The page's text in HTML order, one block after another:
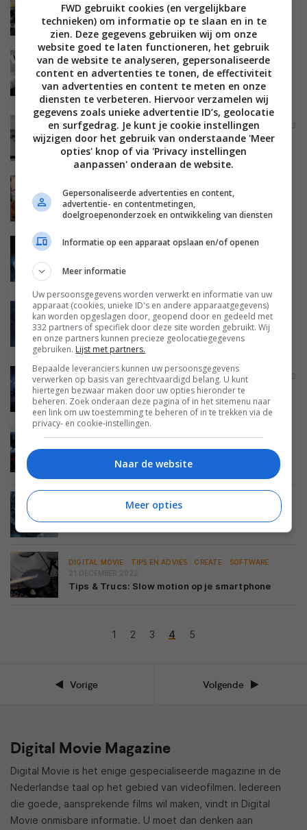
Nieuwe uitgave: Digital Movie 150 2023
ACHTERGROND DIGITAL MOVIE CREATE
ACCESSOIRES
FILMCAMERA'S
20 FEBRUARI 2023
Verlichting bij video – Van een sprankje licht tot
een briljant beeld
ACHTERGROND DIGITAL MOVIE CREATE 08 FEBRUARI 2023
Kijk eens een tweede keer: Wat je in films niet 1-
2-3 ziet
Nieuwe uitgave: Digital Movie 149 2023
ACHTERGROND DIGITAL MOVIE CREATE
ACCESSOIRES
Wat is CFexpress en wanneer heb je deze
ACHTERGROND DIGITAL MOVIE CREATE
SOFTWARE
02 JANUARI 2023
Achtergrond: Positieve Deepfaking bij
videoproductie
DIGITAL MOVIE CREATE FILMCAMERA'S 30 DECEMBER 2022
Heeft de camcorder nog toekomst?
ACHTERGROND DIGITAL MOVIE CREATE
FILMCAMERA'S
28 DECEMBER 2022
Een weidse blik: De supergroothoek bij
DIGITAL MOVIE
Toon’s Sittard: Een kleine stad, een lieve stad
DIGITAL MOVIE TIPS EN ADVIES CREATE
SOFTWARE
21 DECEMBER 2022
Tips & Trucs: Slow motion op je smartphone
1 2 3 4 5
Vorige Volgende
Digital Movie Magazine
Digital Movie is het enige gespecialiseerde magazine in de
Nederlandse taal op het gebied van videofilmen. Iedereen
die goede, aansprekende films wil maken, vindt in Digital
Movie onmisbare informatie. U moet dan denken aan
FWD gebruikt cookies (en vergelijkbare
technieken) om informatie op te slaan en in te
zien. Deze gegevens gebruiken wij om onze
website goed te laten functioneren, het gebruik
van de website te analyseren, gepersonaliseerde
content en advertenties te tonen, de effectiviteit
van advertenties en content te meten en onze
diensten te verbeteren. Hiervoor verzamelen wij
gegevens zoals unieke advertentie ID’s, geolocatie
en surfgedrag. Je kunt je cookie instellingen
wijzigen door het gebruik van onderstaande 'Meer
opties' knop of via 'Privacy instellingen
aanpassen' onderaan de website.
Gepersonaliseerde advertenties en content,
advertentie- en contentmetingen,
doelgroepenonderzoek en ontwikkeling van diensten
Informatie op een apparaat opslaan en/of openen
Meer informatie
Uw persoonsgegevens worden verwerkt en informatie van uw
apparaat (cookies, unieke ID's en andere apparaatgegevens)
kan worden opgeslagen door, geopend door en gedeeld met
332 partners of specifiek door deze site worden gebruikt. Wij
en onze partners kunnen precieze geolocatiegegevens
gebruiken. Lijst met partners.
Bepaalde leveranciers kunnen uw persoonsgegevens
verwerken op basis van gerechtvaardigd belang. U kunt
hiertegen bezwaar maken door uw opties hieronder te
beheren. Zoek onderaan deze pagina of in het sitemenu naar
een link om uw toestemming te beheren of in te trekken via de
privacy- en cookie-instellingen.
Naar de website
Meer opties